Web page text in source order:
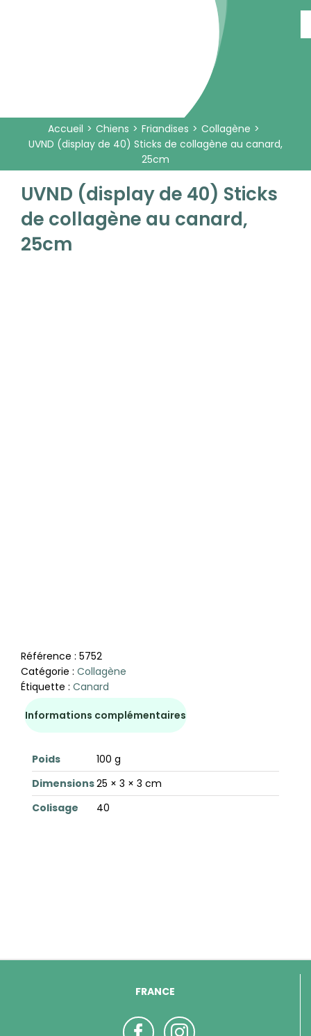
Accueil Chiens Friandises
Collagène
UVND (display de 40) Sticks de collagène au canard,
25cm
UVND (display de 40) Sticks
de collagène au canard,
25cm
Référence : 5752
Catégorie : Collagène
Étiquette : Canard
Informations complémentaires
Poids
100 g
Dimensions25 × 3 × 3 cm
Colisage
40
FRANCE